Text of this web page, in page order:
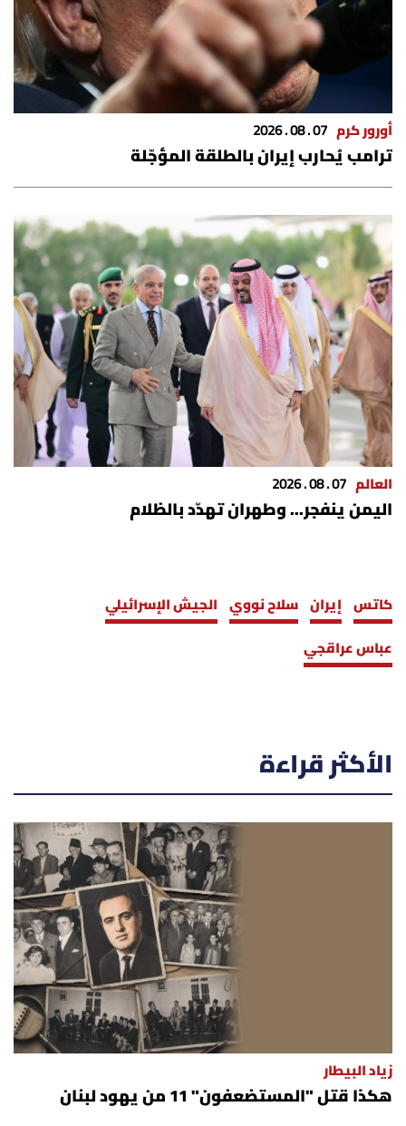
أورور كرم 07 . 08 . 2026
ترامب يُحارب إيران بالطلقة المؤجّلة
العالم 07 . 08 . 2026
اليمن ينفجر... وطهران تهدّد بالظلام
كاتس إيران سلاح نووي الجيش الإسرائيلي
عباس عراقجي
الأكثر قراءة
زياد البيطار
هكذا قتل "المستضعفون" 11 من يهود لبنان